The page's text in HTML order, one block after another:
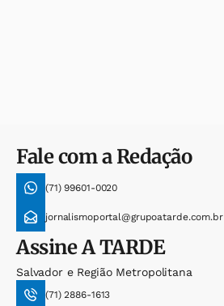
Fale com a Redação
(71) 99601-0020
jornalismoportal@grupoatarde.com.br
AssineA TARDE
Salvador e Região Metropolitana
(71) 2886-1613